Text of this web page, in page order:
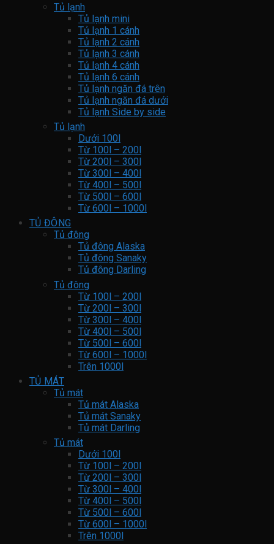
Tủ lạnh
Tủ lạnh mini
Tủ lạnh 1 cánh
Tủ lạnh 2 cánh
Tủ lạnh 3 cánh
Tủ lạnh 4 cánh
Tủ lạnh 6 cánh
Tủ lạnh ngăn đá trên
Tủ lạnh ngăn đá dưới
Tủ lạnh Side by side
Tủ lạnh
Dưới 100l
Từ 100l – 200l
Từ 200l – 300l
Từ 300l – 400l
Từ 400l – 500l
Từ 500l – 600l
Từ 600l – 1000l
TỦ ĐÔNG
Tủ đông
Tủ đông Alaska
Tủ đông Sanaky
Tủ đông Darling
Tủ đông
Từ 100l – 200l
Từ 200l – 300l
Từ 300l – 400l
Từ 400l – 500l
Từ 500l – 600l
Từ 600l – 1000l
Trên 1000l
TỦ MÁT
Tủ mát
Tủ mát Alaska
Tủ mát Sanaky
Tủ mát Darling
Tủ mát
Dưới 100l
Từ 100l – 200l
Từ 200l – 300l
Từ 300l – 400l
Từ 400l – 500l
Từ 500l – 600l
Từ 600l – 1000l
Trên 1000l